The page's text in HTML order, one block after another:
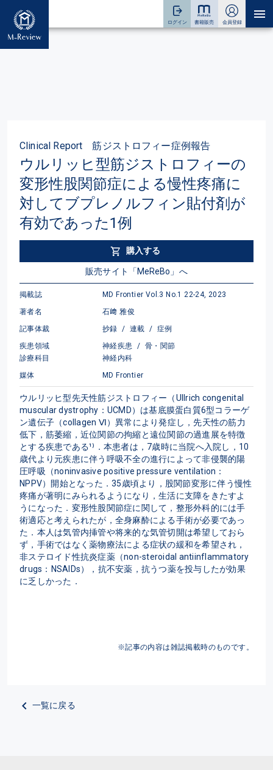
Clinical Report 筋ジストロフィー症例報告
ウルリッヒ型筋ジストロフィーの
変形性股関節症による慢性疼痛に
対してブプレノルフィン貼付剤が
有効であった1例
購入する
販売サイト「MeReBo」へ
掲載誌
MD Frontier Vol.3 No.1 22-24, 2023
著者名
石﨑 雅俊
記事体裁
抄録 / 連載 / 症例
疾患領域
神経疾患 / 骨・関節
診療科目
神経内科
媒体
MD Frontier
ウルリッヒ型先天性筋ジストロフィー（Ullrich congenital
muscular dystrophy：UCMD）は基底膜蛋白質6型コラーゲ
ン遺伝子（collagen Ⅵ）異常により発症し，先天性の筋力
低下，筋萎縮，近位関節の拘縮と遠位関節の過進展を特徴
とする疾患である¹⁾．本患者は，7歳時に当院へ入院し，10
歳代より元疾患に伴う呼吸不全の進行によって非侵襲的陽
圧呼吸（noninvasive positive pressure ventilation：
NPPV）開始となった．35歳頃より，股関節変形に伴う慢性
疼痛が著明にみられるようになり，生活に支障をきたすよ
うになった．変形性股関節症に関して，整形外科的には手
術適応と考えられたが，全身麻酔による手術が必要であっ
た．本人は気管内挿管や将来的な気管切開は希望しておら
ず，手術ではなく薬物療法による症状の緩和を希望され，
非ステロイド性抗炎症薬（non-steroidal antiinflammatory
drugs：NSAIDs），抗不安薬，抗うつ薬を投与したが効果
に乏しかった．
※記事の内容は雑誌掲載時のものです。
一覧に戻る